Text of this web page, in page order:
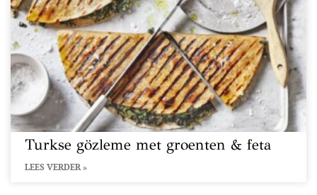
Turkse gözleme met groenten & feta
LEES VERDER »